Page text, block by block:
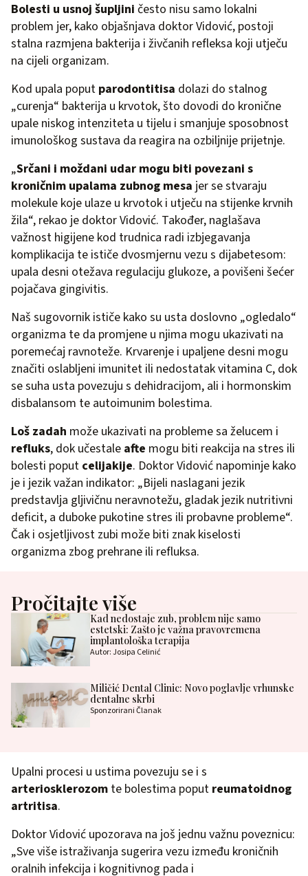
Bolesti u usnoj šupljini često nisu samo lokalni
problem jer, kako objašnjava doktor Vidović, postoji
stalna razmjena bakterija i živčanih refleksa koji utječu
na cijeli organizam.
Kod upala poput parodontitisa dolazi do stalnog
„curenja“ bakterija u krvotok, što dovodi do kronične
upale niskog intenziteta u tijelu i smanjuje sposobnost
imunološkog sustava da reagira na ozbiljnije prijetnje.
„Srčani i moždani udar mogu biti povezani s
kroničnim upalama zubnog mesa jer se stvaraju
molekule koje ulaze u krvotok i utječu na stijenke krvnih
žila“, rekao je doktor Vidović. Također, naglašava
važnost higijene kod trudnica radi izbjegavanja
komplikacija te ističe dvosmjernu vezu s dijabetesom:
upala desni otežava regulaciju glukoze, a povišeni šećer
pojačava gingivitis.
Naš sugovornik ističe kako su usta doslovno „ogledalo“
organizma te da promjene u njima mogu ukazivati na
poremećaj ravnoteže. Krvarenje i upaljene desni mogu
značiti oslabljeni imunitet ili nedostatak vitamina C, dok
se suha usta povezuju s dehidracijom, ali i hormonskim
disbalansom te autoimunim bolestima.
Loš zadah može ukazivati na probleme sa želucem i
refluks, dok učestale afte mogu biti reakcija na stres ili
bolesti poput celijakije. Doktor Vidović napominje kako
je i jezik važan indikator: „Bijeli naslagani jezik
predstavlja gljivičnu neravnotežu, gladak jezik nutritivni
deficit, a duboke pukotine stres ili probavne probleme“.
Čak i osjetljivost zubi može biti znak kiselosti
organizma zbog prehrane ili refluksa.
Pročitajte više
Kad nedostaje zub, problem nije samo
estetski: Zašto je važna pravovremena
implantološka terapija
Autor: Josipa Celinić
Miličić Dental Clinic: Novo poglavlje vrhunske
dentalne skrbi
Sponzorirani Članak
Upalni procesi u ustima povezuju se i s
arteriosklerozom te bolestima poput reumatoidnog
artritisa.
Doktor Vidović upozorava na još jednu važnu poveznicu:
„Sve više istraživanja sugerira vezu između kroničnih
oralnih infekcija i kognitivnog pada i